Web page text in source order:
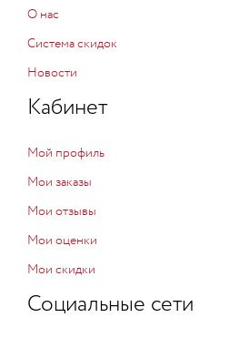
О нас
Система скидок
Новости
Кабинет
Мой профиль
Мои заказы
Мои отзывы
Мои оценки
Мои скидки
Социальные сети